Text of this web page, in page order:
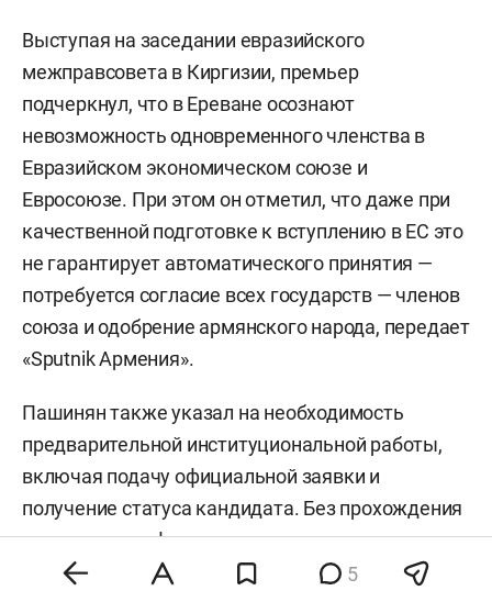
Выступая на заседании евразийского
межправсовета в Киргизии, премьер
подчеркнул, что в Ереване осознают
невозможность одновременного членства в
Евразийском экономическом союзе и
Евросоюзе. При этом он отметил, что даже при
качественной подготовке к вступлению в ЕС это
не гарантирует автоматического принятия —
потребуется согласие всех государств — членов
союза и одобрение армянского народа, передает
«Sputnik Армения».
Пашинян также указал на необходимость
предварительной институциональной работы,
включая подачу официальной заявки и
получение статуса кандидата. Без прохождения
этих этапов референдум, по его мнению, лишен
содержательного смысла.
5